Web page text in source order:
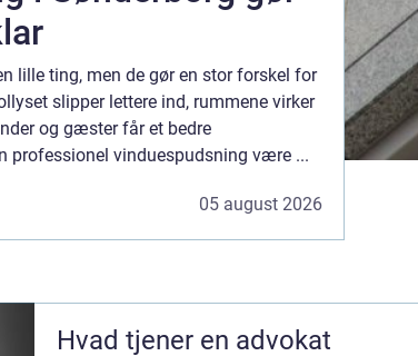
lille ting, men de gør en stor forskel for
slipper lettere ind, rummene virker
og gæster får et bedre
professionel vinduespudsning være ...
05 august 2026
Hvad tjener en advokat